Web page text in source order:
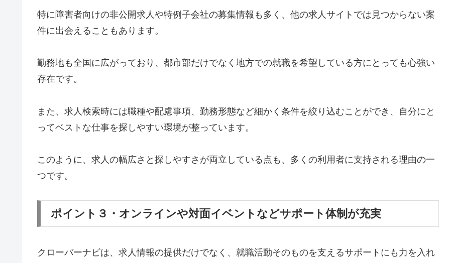
特に障害者向けの非公開求人や特例子会社の募集情報も多く、他の求人サイトでは見つからない案
件に出会えることもあります。
勤務地も全国に広がっており、都市部だけでなく地方での就職を希望している方にとっても心強い
存在です。
また、求人検索時には職種や配慮事項、勤務形態など細かく条件を絞り込むことができ、自分にと
ってベストな仕事を探しやすい環境が整っています。
このように、求人の幅広さと探しやすさが両立している点も、多くの利用者に支持される理由の一
つです。
ポイント３・オンラインや対面イベントなどサポート体制が充実
クローバーナビは、求人情報の提供だけでなく、就職活動そのものを支えるサポートにも力を入れ